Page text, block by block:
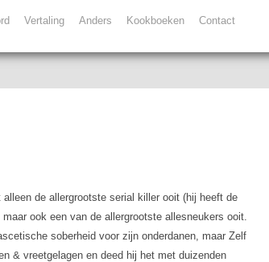
Vertaling Anders Kookboeken Contact
alleen de allergrootsteserial killer ooit (hij heeft de
ook een van de allergrootste allesneukers ooit.
soberheid voor zijn onderdanen, maar Zelf
& vreetgelagen en deed hij het met duizenden